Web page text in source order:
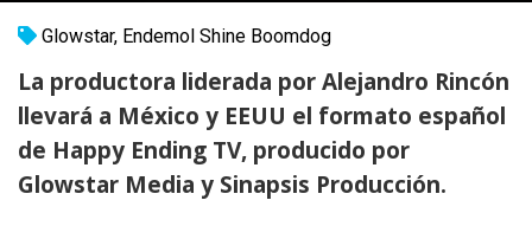
Glowstar, Endemol Shine Boomdog
La productora liderada por Alejandro Rincón
llevará a México y EEUU el formato español
de Happy Ending TV, producido por
Glowstar Media y Sinapsis Producción.